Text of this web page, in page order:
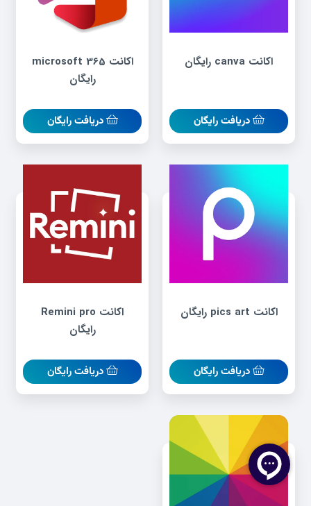
اکانت canva رایگان
دریافت رایگان
اکانت microsoft 365
رایگان
دریافت رایگان
اکانت pics art رایگان
دریافت رایگان
اکانت Remini pro
رایگان
دریافت رایگان